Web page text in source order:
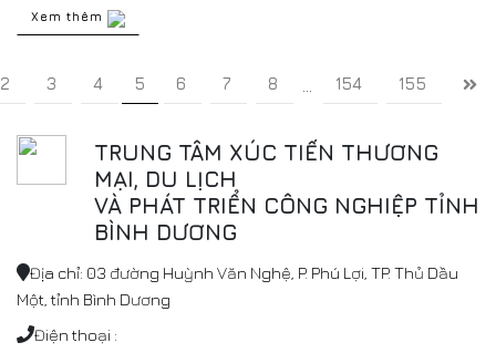
Xem thêm
2 3 4 5 6 7 8 154 155
TRUNG TÂM XÚC TIẾN THƯƠNG
MẠI, DU LỊCH
VÀ PHÁT TRIỂN CÔNG NGHIỆP TỈNH
BÌNH DƯƠNG
Địa chỉ: 03 đường Huỳnh Văn Nghệ, P. Phú Lợi, TP. Thủ Dầu
Một, tỉnh Bình Dương
Điện thoại :